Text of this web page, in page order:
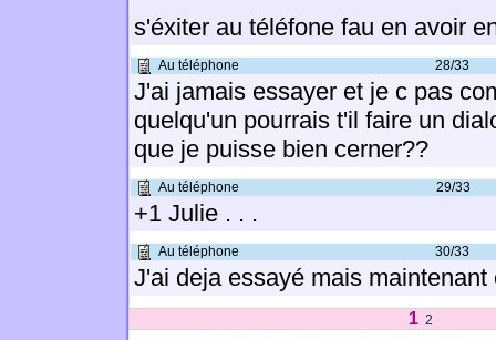
s'éxiter au téléfone fau en avoir
Au téléphone 28/33
J'ai jamais essayer et je c pas
quelqu'un pourrais t'il faire un
que je puisse bien cerner??
Au téléphone 29/33
+1 Julie . . .
Au téléphone 30/33
J'ai deja essayé mais
1 2